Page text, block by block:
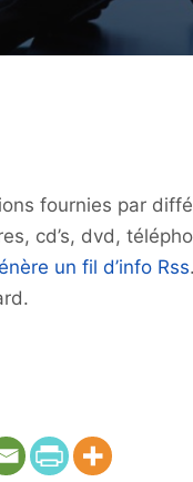
fournies par
cd’s, dvd,
un fil d’info Rss